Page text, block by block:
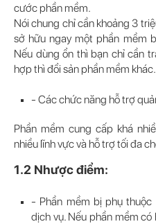
cước phần mềm.
Nói chung chỉ cần khoảng 3
sở hữu ngay một phần mềm
Nếu dùng ổn thì bạn chỉ cần
hợp thì đổi sản phần mềm khác.
- Các chức năng hỗ trợ
Phần mềm cung cấp khá
nhiều lĩnh vực và hỗ trợ tối đa
1.2 Nhược điểm:
- Phần mềm bị phụ
dịch vụ. Nếu phần mềm